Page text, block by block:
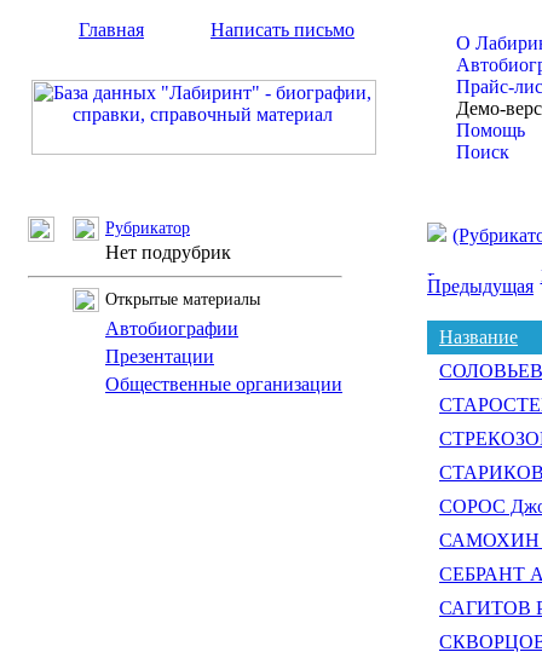
Главная Написать письмо
О
Прайс-
Демо-
Помощь
Поиск
Рубрикатор
Нет подрубрик
Открытые материалы
Автобиографии
Презентации
Общественные организации
Предыдущая
Название
СОЛОВЬЕВ
СТАРИКОВ
СОРОС
САМОХИН
СЕБРАНТ
САГИТОВ
СКВОРЦОВ